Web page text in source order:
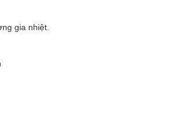
gia nhiệt.